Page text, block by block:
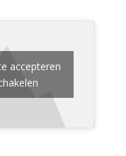
accepteren